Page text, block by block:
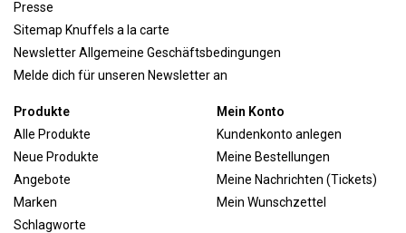
Presse
Sitemap Knuffels a la carte
Newsletter Allgemeine Geschäftsbedingungen
Melde dich für unseren Newsletter an
Produkte
Alle Produkte
Neue Produkte
Angebote
Marken
Schlagworte
Mein Konto
Kundenkonto anlegen
Meine Bestellungen
Meine Nachrichten (Tickets)
Mein Wunschzettel